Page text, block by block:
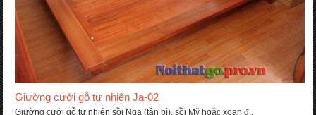
Giường cưới gỗ tự nhiên Ja-02
Giường cưới gỗ tự nhiên sồi Nga (tần bì), sồi Mỹ hoặc xoan đ..